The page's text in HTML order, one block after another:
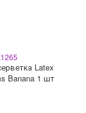
Latex
Banana 1 шт